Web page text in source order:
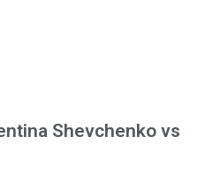
Shevchenko vs